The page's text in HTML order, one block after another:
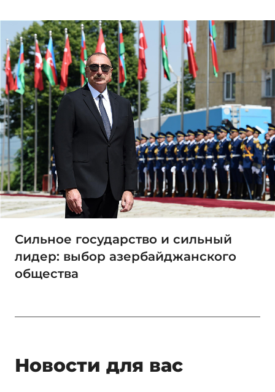
Сильное государство и сильный
лидер: выбор азербайджанского
общества
Новости для вас